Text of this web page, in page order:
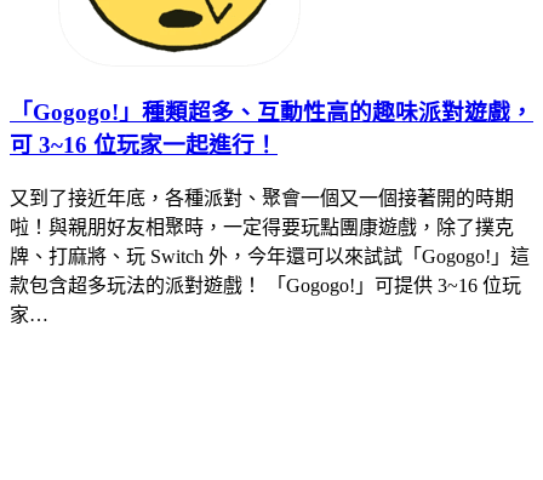
「Gogogo!」種類超多、互動性高的趣味派對遊戲，
可 3~16 位玩家一起進行！
又到了接近年底，各種派對、聚會一個又一個接著開的時期
啦！與親朋好友相聚時，一定得要玩點團康遊戲，除了撲克
牌、打麻將、玩 Switch 外，今年還可以來試試「Gogogo!」這
款包含超多玩法的派對遊戲！ 「Gogogo!」可提供 3~16 位玩
家…